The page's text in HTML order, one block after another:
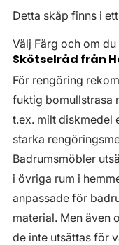
Detta skåp finns i
Välj Färg och om
Skötselråd från
För rengöring
fuktig bomullstrasa
t.ex. milt diskmedel
starka
Badrumsmöbler
i övriga rum i
anpassade för
material. Men även
de inte utsättas för